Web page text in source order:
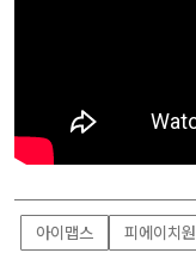
아이맵스 피에이치원